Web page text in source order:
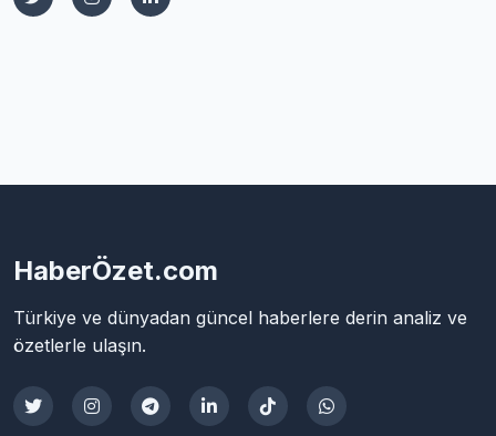
HaberÖzet.com
Türkiye ve dünyadan güncel haberlere derin analiz ve
özetlerle ulaşın.